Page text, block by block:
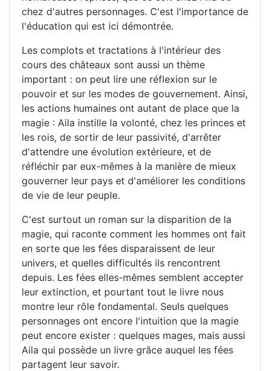
chez d'autres personnages. C'est l'importance de
l'éducation qui est ici démontrée.
Les complots et tractations à l'intérieur des
cours des châteaux sont aussi un thème
important : on peut lire une réflexion sur le
pouvoir et sur les modes de gouvernement. Ainsi,
les actions humaines ont autant de place que la
magie : Aila instille la volonté, chez les princes et
les rois, de sortir de leur passivité, d'arrêter
d'attendre une évolution extérieure, et de
réfléchir par eux-mêmes à la manière de mieux
gouverner leur pays et d'améliorer les conditions
de vie de leur peuple.
C'est surtout un roman sur la disparition de la
magie, qui raconte comment les hommes ont fait
en sorte que les fées disparaissent de leur
univers, et quelles difficultés ils rencontrent
depuis. Les fées elles-mêmes semblent accepter
leur extinction, et pourtant tout le livre nous
montre leur rôle fondamental. Seuls quelques
personnages ont encore l'intuition que la magie
peut encore exister : quelques mages, mais aussi
Aila qui possède un livre grâce auquel les fées
partagent leur savoir.